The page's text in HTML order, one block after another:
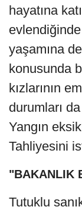
hayatına
yaşamına
konusunda
kızlarının
durumları
Yangın
Tahliyesini
"BAKANLIK
Tutuklu